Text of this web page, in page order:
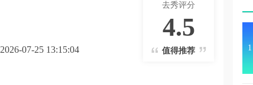
2026-07-25 13:15:04
去秀评分
4.5
值得推荐 1